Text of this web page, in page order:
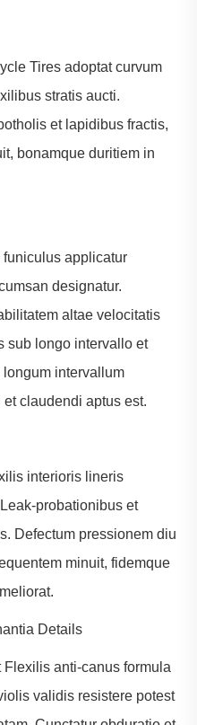
Tires adoptat curvum
stratis aucti.
et lapidibus fractis,
bonamque duritiem in
funiculus applicatur
designatur.
altae velocitatis
sub longo intervallo et
intervallum
claudendi aptus est.
interioris lineris
probationibus et
Defectum pressionem diu
minuit, fidemque
Details
anti-canus formula
validis resistere potest